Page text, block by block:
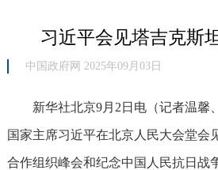
习近平会见塔吉克斯
中国政府网 2025年09月03日
新华社北京9月2日电（记者温馨
国家主席习近平在北京人民大会堂会
合作组织峰会和纪念中国人民抗日战